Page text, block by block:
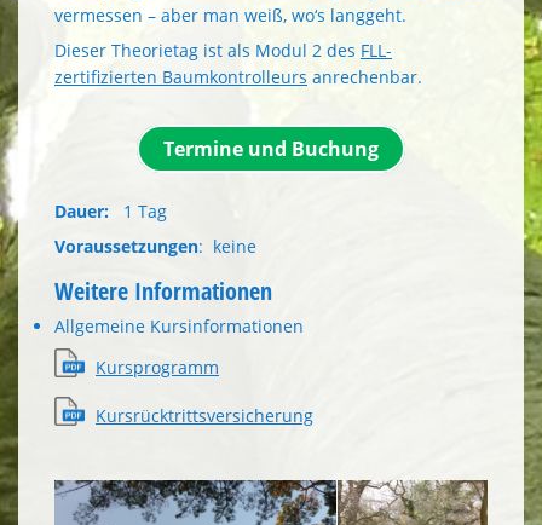
vermessen – aber man weiß, wo‘s langgeht.
Dieser Theorietag ist als Modul 2 des FLL-
zertifizierten Baumkontrolleurs anrechenbar.
Termine und Buchung
Dauer: 1 Tag
Voraussetzungen: keine
Weitere Informationen
Allgemeine Kursinformationen
Kursprogramm
Kursrücktrittsversicherung